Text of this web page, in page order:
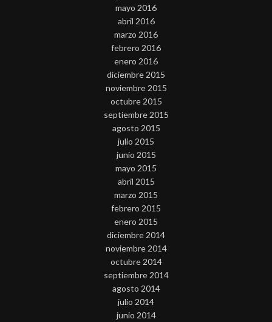
mayo 2016
abril 2016
marzo 2016
febrero 2016
enero 2016
diciembre 2015
noviembre 2015
octubre 2015
septiembre 2015
agosto 2015
julio 2015
junio 2015
mayo 2015
abril 2015
marzo 2015
febrero 2015
enero 2015
diciembre 2014
noviembre 2014
octubre 2014
septiembre 2014
agosto 2014
julio 2014
junio 2014